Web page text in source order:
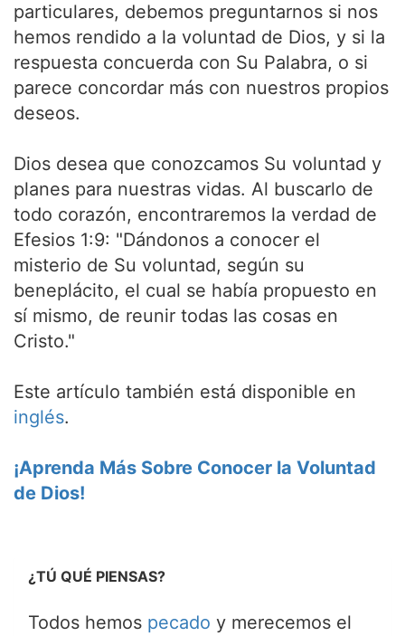
particulares, debemos preguntarnos si nos
hemos rendido a la voluntad de Dios, y si la
respuesta concuerda con Su Palabra, o si
parece concordar más con nuestros propios
deseos.
Dios desea que conozcamos Su voluntad y
planes para nuestras vidas. Al buscarlo de
todo corazón, encontraremos la verdad de
Efesios 1:9: "Dándonos a conocer el
misterio de Su voluntad, según su
beneplácito, el cual se había propuesto en
sí mismo, de reunir todas las cosas en
Cristo."
Este artículo también está disponible en
inglés.
¡Aprenda Más Sobre Conocer la Voluntad
de Dios!
¿TÚ QUÉ PIENSAS?
Todos hemos pecado y merecemos el